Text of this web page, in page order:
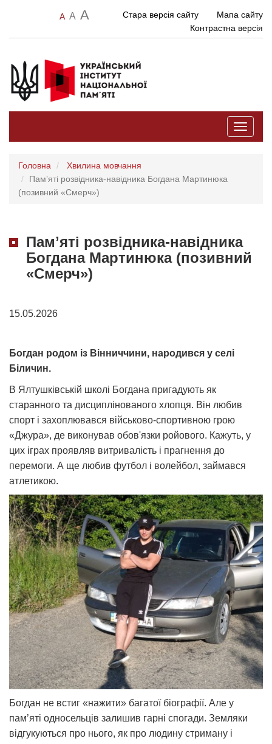
A A A Стара версія сайту
Мапа сайту
Контрастна версія
Toggle
Головна
Хвилина мовчання
Памʼяті розвідника-навідника Богдана Мартинюка
(позивний «Смерч»)
Памʼяті розвідника-навідника
Богдана Мартинюка (позивний
«Смерч»)
15.05.2026
Богдан родом із Вінниччини, народився у селі
Біличин.
В Ялтушківській школі Богдана пригадують як
старанного та дисциплінованого хлопця. Він любив
спорт і захоплювався військово-спортивною грою
«Джура», де виконував обов'язки ройового. Кажуть, у
цих іграх проявляв витривалість і прагнення до
перемоги. А ще любив футбол і волейбол, займався
атлетикою.
Богдан не встиг «нажити» багатої біографії. Але у
пам’яті односельців залишив гарні спогади. Земляки
відгукуються про нього, як про людину стриману і